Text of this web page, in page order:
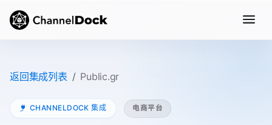
返回集成列表 Public.gr
CHANNELDOCK 集成 电商平台